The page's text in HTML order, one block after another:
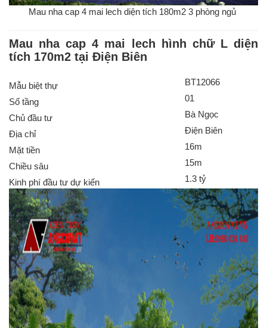
Mau nha cap 4 mai lech diện tích 180m2 3 phòng ngủ
Mau nha cap 4 mai lech hình chữ L diện
tích 170m2 tại Điện Biên
Mẫu biệt thự
BT12066
Số tầng
01
Chủ đầu tư
Bà Ngọc
Địa chỉ
Điện Biên
Mặt tiền
16m
Chiều sâu
15m
Kinh phí đầu tư dự kiến
1.3 tỷ